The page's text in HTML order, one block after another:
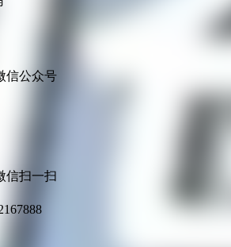
信公众号
信扫一扫